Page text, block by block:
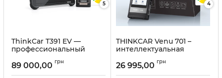
5
ThinkCar T391 EV —
профессиональный
электромобилей и
89 000,00 грн
4
THINKCAR Venu 701 –
интеллектуальная
давления в шинах
26 995,00 грн